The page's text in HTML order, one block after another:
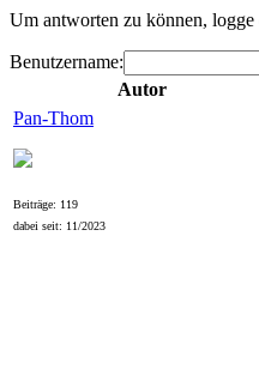
Um antworten zu können, logge
Benutzername:
Autor
Pan-Thom
Beiträge: 119
dabei seit: 11/2023